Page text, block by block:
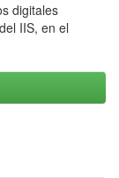
digitales
IIS, en el